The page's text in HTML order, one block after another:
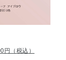
（税込）